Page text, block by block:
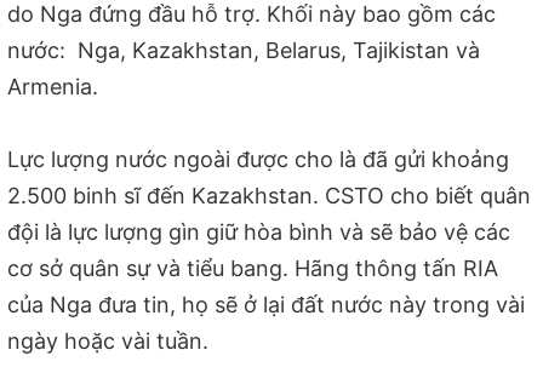
do Nga đứng đầu hỗ trợ. Khối này bao gồm các
nước: Nga, Kazakhstan, Belarus, Tajikistan và
Armenia.
Lực lượng nước ngoài được cho là đã gửi khoảng
2.500 binh sĩ đến Kazakhstan. CSTO cho biết quân
đội là lực lượng gìn giữ hòa bình và sẽ bảo vệ các
cơ sở quân sự và tiểu bang. Hãng thông tấn RIA
của Nga đưa tin, họ sẽ ở lại đất nước này trong vài
ngày hoặc vài tuần.